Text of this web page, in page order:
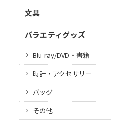
文具
バラエティグッズ
Blu-ray/DVD・書籍
時計・アクセサリー
バッグ
その他